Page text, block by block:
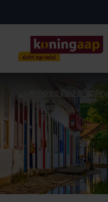
Rondreis Zuid-Brazilie>